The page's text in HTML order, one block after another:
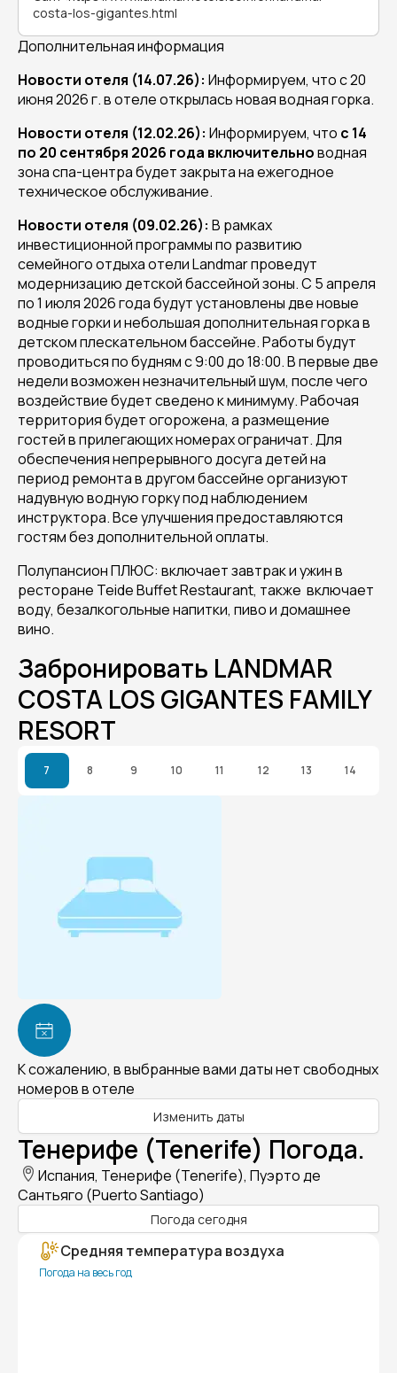
costa-los-gigantes.html
Дополнительная информация
Новости отеля (14.07.26): Информируем, что с 20
июня 2026 г. в отеле открылась новая водная горка.
Новости отеля (12.02.26): Информируем, что с 14
по 20 сентября 2026 года включительноводная
зона спа-центра будет закрыта на ежегодное
техническое обслуживание.
Новости отеля (09.02.26): В рамках
инвестиционной программы по развитию
семейного отдыха отели Landmar проведут
модернизацию детской бассейной зоны. С 5 апреля
по 1 июля 2026 года будут установлены две новые
водные горки и небольшая дополнительная горка в
детском плескательном бассейне. Работы будут
проводиться по будням с 9:00 до 18:00. В первые две
недели возможен незначительный шум, после чего
воздействие будет сведено к минимуму. Рабочая
территория будет огорожена, а размещение
гостей в прилегающих номерах ограничат. Для
обеспечения непрерывного досуга детей на
период ремонта в другом бассейне организуют
надувную водную горку под наблюдением
инструктора. Все улучшения предоставляются
гостям без дополнительной оплаты.
Полупансион ПЛЮС: включает завтрак и ужин в
ресторане Teide Buffet Restaurant, также включает
воду, безалкогольные напитки, пиво и домашнее
вино.
Забронировать LANDMAR
COSTA LOS GIGANTES FAMILY
RESORT
7 8 9 10 11 12 13 14
К сожалению, в выбранные вами даты нет свободных
номеров в отеле
Изменить даты
Тенерифе (Tenerife) Погода.
Испания, Тенерифе (Tenerife), Пуэрто де
Сантьяго (Puerto Santiago)
Погода сегодня
Средняя температура воздуха
Погода на весь год